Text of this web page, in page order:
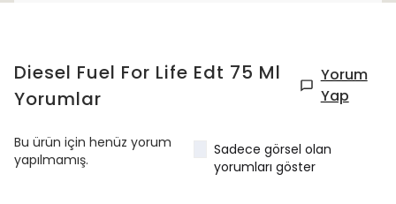
Diesel Fuel For Life Edt 75 Ml
Yorumlar
Yorum
Yap
Bu ürün için henüz yorum
yapılmamış.
Sadece görsel olan
yorumları göster